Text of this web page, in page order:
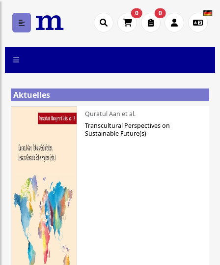
0 0
Aktuelles
Quratul Aan et al.
Transcultural Perspectives on
Sustainable Future(s)